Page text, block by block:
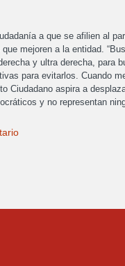
a que se afilien al
mejoren a la entidad.
y ultra derecha, para
para evitarlos. Cuando
Ciudadano aspira a
y no representan